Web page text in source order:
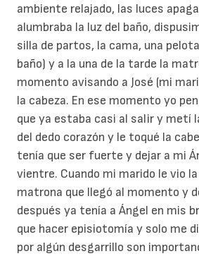
ambiente relajado, las luces
alumbraba la luz del baño,
silla de partos, la cama, una
baño) y a la una de la tarde la
momento avisando a José (mi
la cabeza. En ese momento yo
que ya estaba casi al salir y metí
del dedo corazón y le toqué la
tenía que ser fuerte y dejar a mi
vientre. Cuando mi marido le vio
matrona que llegó al momento y
después ya tenía a Ángel en mis
que hacer episiotomía y solo me
por algún desgarrillo son